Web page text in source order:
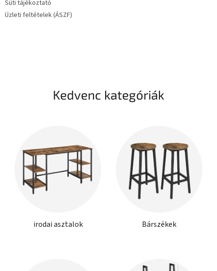
Süti tájékoztató
Üzleti feltételek (ÁSZF)
Kedvenc kategóriák
irodai asztalok Bárszékek